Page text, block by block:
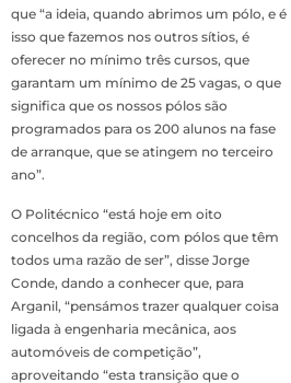
que “a ideia, quando abrimos um pólo, e é
isso que fazemos nos outros sítios, é
oferecer no mínimo três cursos, que
garantam um mínimo de 25 vagas, o que
significa que os nossos pólos são
programados para os 200 alunos na fase
de arranque, que se atingem no terceiro
ano”.
O Politécnico “está hoje em oito
concelhos da região, com pólos que têm
todos uma razão de ser”, disse Jorge
Conde, dando a conhecer que, para
Arganil, “pensámos trazer qualquer coisa
ligada à engenharia mecânica, aos
automóveis de competição”,
aproveitando “esta transição que o